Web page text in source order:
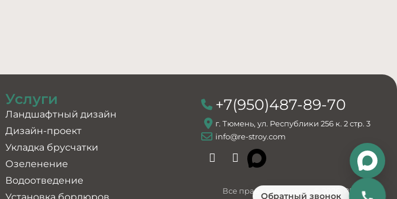
Услуги
Ландшафтный дизайн
Дизайн-проект
Укладка брусчатки
Озеленение
Водоотведение
+7(950)487-89-70
г. Тюмень, ул. Республики 256 к. 2 стр. 3
info@re-stroy.com
Все права защищены. © 2026. РЕ:строй
Обратный звонок